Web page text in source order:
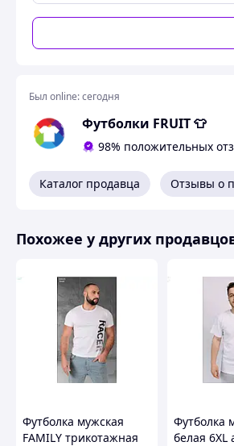
Соответствует требованиям
каких-либо веществ,
Стирка при температуре воды
Размеры: S, M, L, XL, XXL, 3XL,
(*размер 4XL, 5XL
Был online:сегодня
Футболки FRUIT 👕
98% положительных
Каталог продавца Отзывы о
Похожее у других
Футболка мужская
FAMILY трикотажная
Футболка
белая 6XL